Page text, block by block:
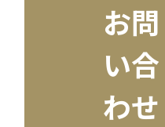
お問
い合
わせ